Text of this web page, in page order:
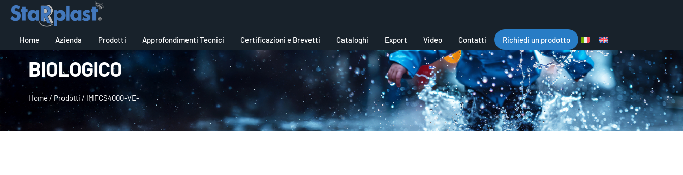
Home Azienda Prodotti Approfondimenti Tecnici Certificazioni e Brevetti Cataloghi Export Video Contatti Richiedi un prodotto
BIOLOGICO
Home / Prodotti / IMFCS4000-VE-